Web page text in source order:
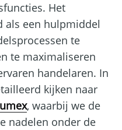
Het
als een hulpmiddel
te
te maximaliseren
handelaren. In
kijken naar
, waarbij we de
nadelen onder de